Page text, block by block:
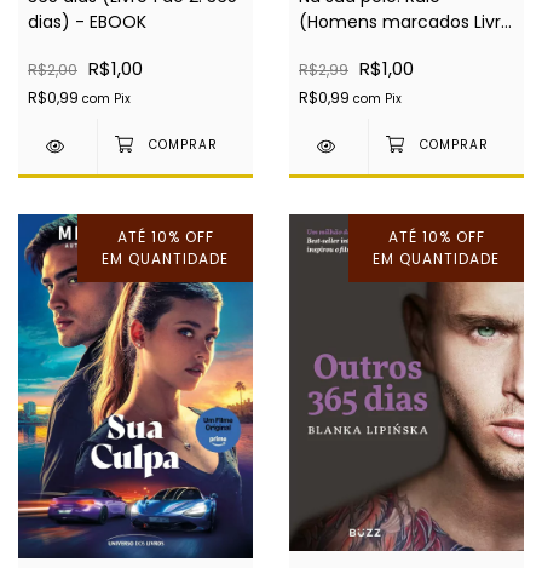
dias) - EBOOK
R$2,00 R$1,00
R$0,99 com Pix
(Homens marcados Livro
R$2,99 R$1,00
R$0,99 com Pix
ATÉ 10% OFF
EM QUANTIDADE
ATÉ 10% OFF
EM QUANTIDADE